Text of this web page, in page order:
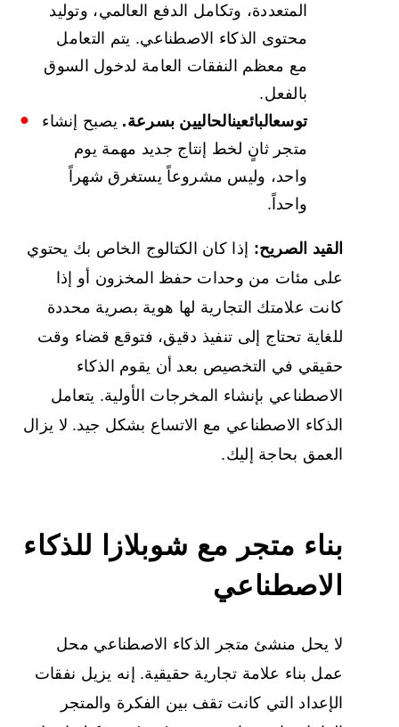
المتعددة، وتكامل الدفع العالمي، وتوليد
محتوى الذكاء الاصطناعي. يتم التعامل
مع معظم النفقات العامة لدخول السوق
بالفعل.
توسعالبائعينالحاليين بسرعة. يصبح إنشاء
متجر ثانٍ لخط إنتاج جديد مهمة يوم
واحد، وليس مشروعاً يستغرق شهراً
واحداً.
القيد الصريح: إذا كان الكتالوج الخاص بك يحتوي
على مئات من وحدات حفظ المخزون أو إذا
كانت علامتك التجارية لها هوية بصرية محددة
للغاية تحتاج إلى تنفيذ دقيق، فتوقع قضاء وقت
حقيقي في التخصيص بعد أن يقوم الذكاء
الاصطناعي بإنشاء المخرجات الأولية. يتعامل
الذكاء الاصطناعي مع الاتساع بشكل جيد. لا يزال
العمق بحاجة إليك.
بناء متجر مع شوبلازا للذكاء
الاصطناعي
لا يحل منشئ متجر الذكاء الاصطناعي محل
عمل بناء علامة تجارية حقيقية. إنه يزيل نفقات
الإعداد التي كانت تقف بين الفكرة والمتجر